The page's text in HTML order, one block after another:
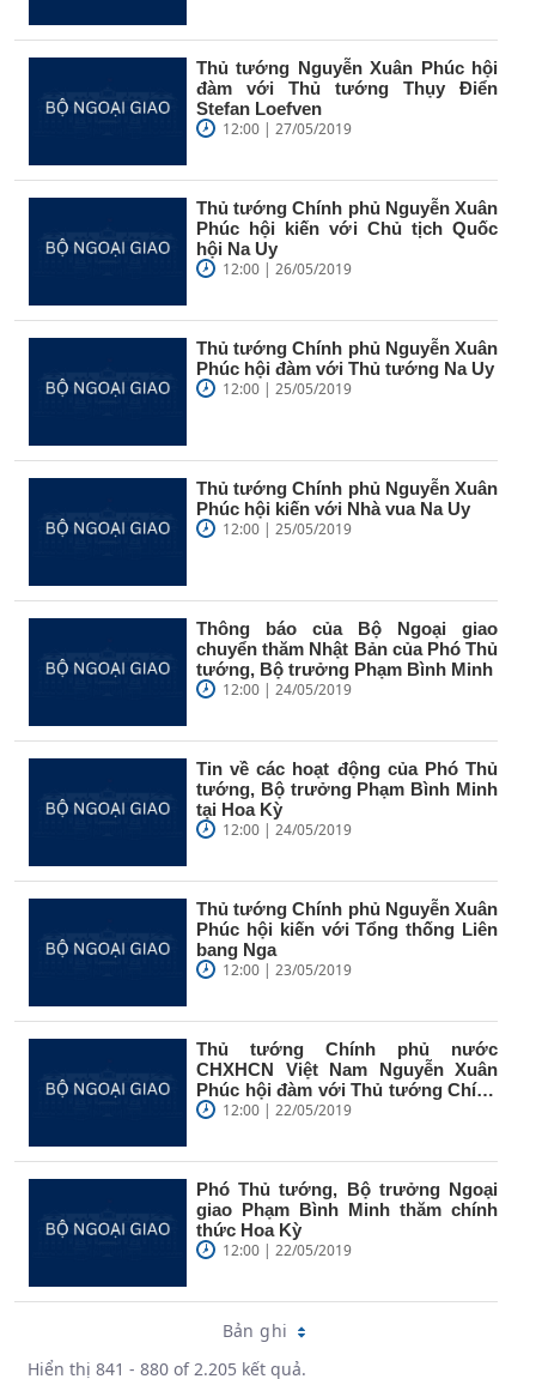
Thủ tướng Nguyễn Xuân Phúc hội
đàm với Thủ tướng Thụy Điển
Stefan Loefven
12:00 | 27/05/2019
Thủ tướng Chính phủ Nguyễn Xuân
Phúc hội kiến với Chủ tịch Quốc
hội Na Uy
12:00 | 26/05/2019
Thủ tướng Chính phủ Nguyễn Xuân
Phúc hội đàm với Thủ tướng Na Uy
12:00 | 25/05/2019
Thủ tướng Chính phủ Nguyễn Xuân
Phúc hội kiến với Nhà vua Na Uy
12:00 | 25/05/2019
Thông báo của Bộ Ngoại giao
chuyển thăm Nhật Bản của Phó Thủ
tướng, Bộ trưởng Phạm Bình Minh
12:00 | 24/05/2019
Tin về các hoạt động của Phó Thủ
tướng, Bộ trưởng Phạm Bình Minh
tại Hoa Kỳ
12:00 | 24/05/2019
Thủ tướng Chính phủ Nguyễn Xuân
Phúc hội kiến với Tổng thống Liên
bang Nga
12:00 | 23/05/2019
Thủ tướng Chính phủ nước
CHXHCN Việt Nam Nguyễn Xuân
Phúc hội đàm với Thủ tướng Chính
phủ Liên...
12:00 | 22/05/2019
Phó Thủ tướng, Bộ trưởng Ngoại
giao Phạm Bình Minh thăm chính
thức Hoa Kỳ
12:00 | 22/05/2019
Bản ghi
Hiển thị 841 - 880 of 2.205 kết quả.